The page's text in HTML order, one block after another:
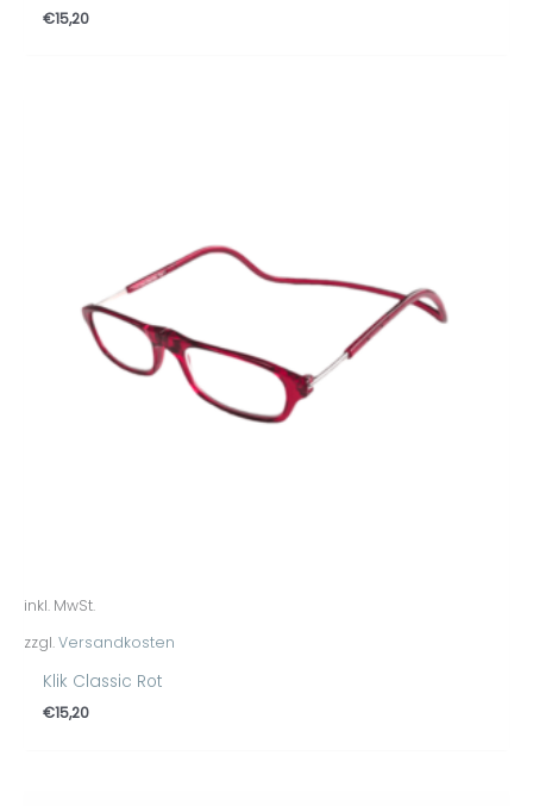
€15,20
inkl. MwSt.
zzgl.Versandkosten
Klik Classic Rot
€15,20